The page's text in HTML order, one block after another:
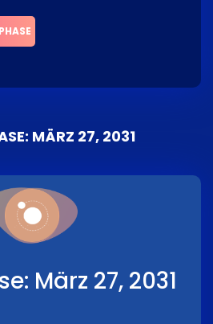
MÄRZ 27, 2031
März 27, 2031